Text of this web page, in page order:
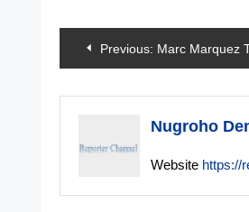
Navigasi
pos
Previous: Marc Marquez Tidak Berdaya
Nugroho
Website https://